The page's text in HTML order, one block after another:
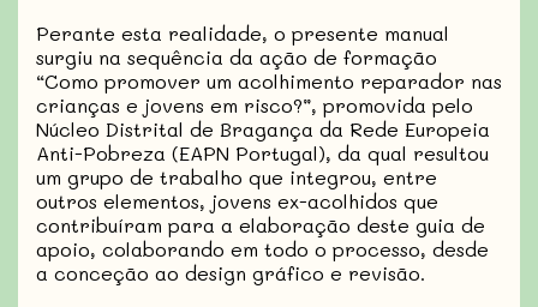
Perante esta realidade, o presente manual
surgiu na sequência da ação de formação
“Como promover um acolhimento reparador nas
crianças e jovens em risco?”, promovida pelo
Núcleo Distrital de Bragança da Rede Europeia
Anti-Pobreza (EAPN Portugal), da qual resultou
um grupo de trabalho que integrou, entre
outros elementos, jovens ex-acolhidos que
contribuíram para a elaboração deste guia de
apoio, colaborando em todo o processo, desde
a conceção ao design gráfico e revisão.